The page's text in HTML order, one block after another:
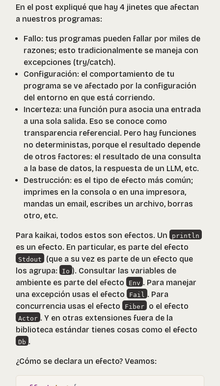
En el post expliqué que hay 4 jinetes que afectan
a nuestros programas:
Fallo: tus programas pueden fallar por miles de
razones; esto tradicionalmente se maneja con
excepciones (try/catch).
Configuración: el comportamiento de tu
programa se ve afectado por la configuración
del entorno en que está corriendo.
Incerteza: una función pura asocia una entrada
a una sola salida. Eso se conoce como
transparencia referencial. Pero hay funciones
no deterministas, porque el resultado depende
de otros factores: el resultado de una consulta
a la base de datos, la respuesta de un LLM, etc.
Destrucción: es el tipo de efecto más común;
imprimes en la consola o en una impresora,
mandas un email, escribes un archivo, borras
otro, etc.
Para kaikai, todos estos son efectos. Un println
es un efecto. En particular, es parte del efecto
Stdout
(que a su vez es parte de un efecto que
los agrupa:
Io ). Consultar las variables de
ambiente es parte del efecto
Env . Para manejar
una excepción usas el efecto
Fail . Para
concurrencia usas el efecto
Fiber o el efecto
Actor . Y en otras extensiones fuera de la
biblioteca estándar tienes cosas como el efecto
Db .
¿Cómo se declara un efecto? Veamos: